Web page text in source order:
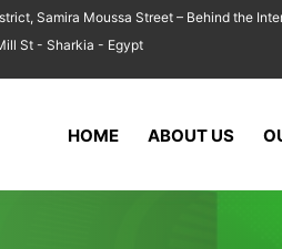
Samira Moussa Street – Behind the
St - Sharkia - Egypt
HOME ABOUT US